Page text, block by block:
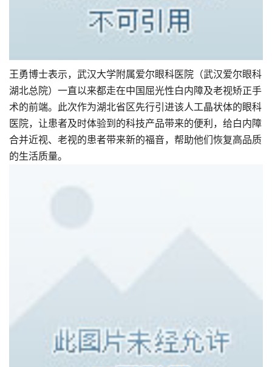
王勇博士表示，武汉大学附属爱尔眼科医院（武汉爱尔眼科
湖北总院）一直以来都走在中国屈光性白内障及老视矫正手
术的前端。此次作为湖北省区先行引进该人工晶状体的眼科
医院，让患者及时体验到的科技产品带来的便利，给白内障
合并近视、老视的患者带来新的福音，帮助他们恢复高品质
的生活质量。